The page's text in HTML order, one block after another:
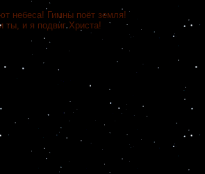
небеса! Гимны поёт земля!
и я подвиг Христа!